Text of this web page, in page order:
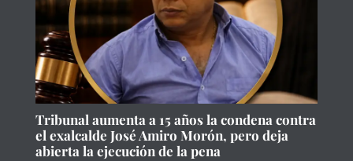
Tribunal aumenta a 15 años la condena contra
el exalcalde José Amiro Morón, pero deja
abierta la ejecución de la pena